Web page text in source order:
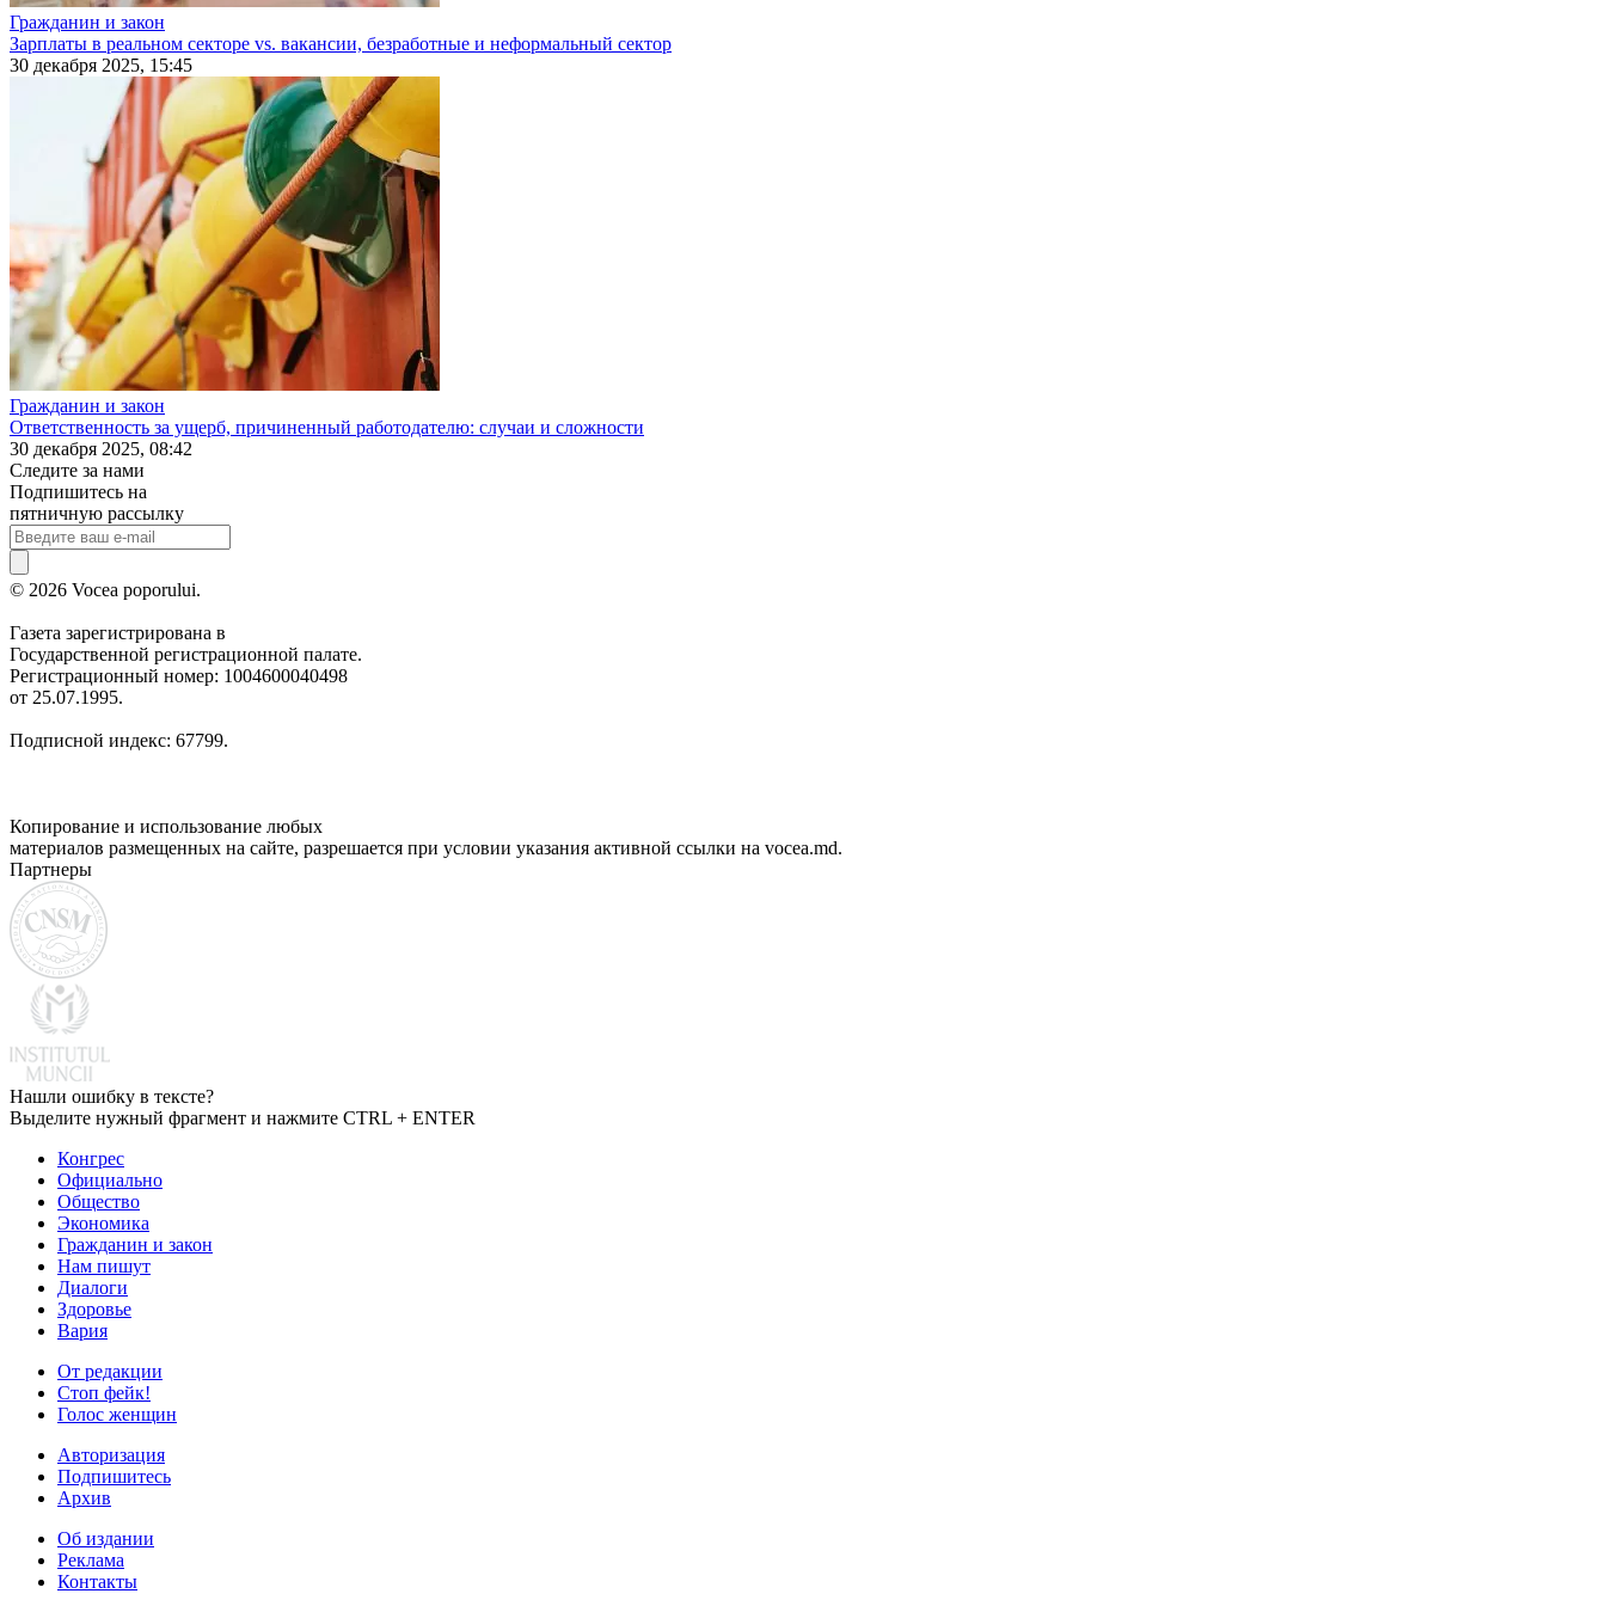
Гражданин и закон
Зарплаты в реальном секторе vs. вакансии, безработные и неформальный сектор
30 декабря 2025, 15:45
Гражданин и закон
Ответственность за ущерб, причиненный работодателю: случаи и сложности
30 декабря 2025, 08:42
Следите за нами
Подпишитесь на
пятничную рассылку
© 2026 Vocea poporului.
Газета зарегистрирована в
Государственной регистрационной палате.
Регистрационный номер: 1004600040498
от 25.07.1995.
Подписной индекс: 67799.
Копирование и использование любых
материалов размещенных на сайте, разрешается при условии указания активной ссылки на vocea.md.
Партнеры
Нашли ошибку в тексте?
Выделите нужный фрагмент и нажмите CTRL + ENTER
Конгрес
Официально
Общество
Экономика
Гражданин и закон
Нам пишут
Диалоги
Здоровье
Вария
От редакции
Стоп фейк!
Голос женщин
Авторизация
Подпишитесь
Архив
Об издании
Реклама
Контакты